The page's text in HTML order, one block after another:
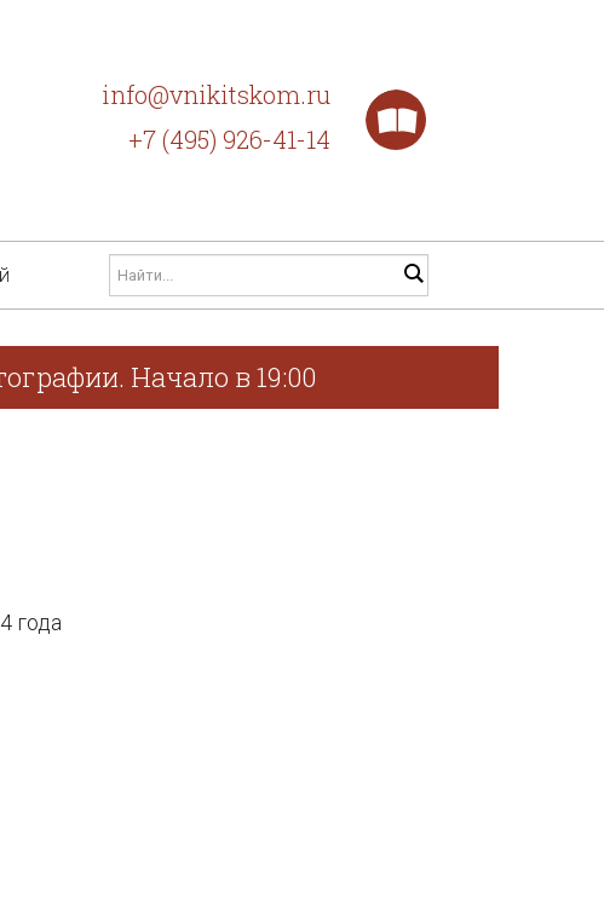
info@vnikitskom.ru
+7 (495) 926-41-14
Начало в 19:00
года